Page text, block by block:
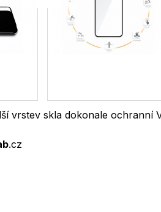
vrstev skla dokonale ochranní
.cz